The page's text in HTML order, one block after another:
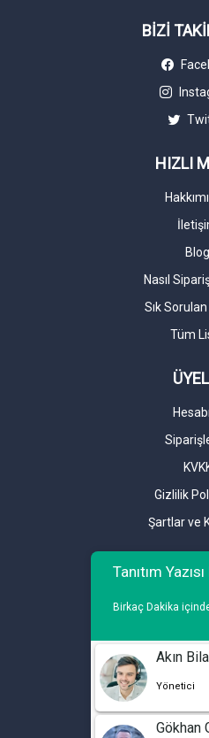
BİZİ
HIZLI
Blog
Nasıl
Sık
Tüm
Gizlilik
Şartlar ve
Telefon : 0 212
WhatsApp : 0
Tanıtım
Birkaç Dakika
Akın
Yönetici
Gökhan